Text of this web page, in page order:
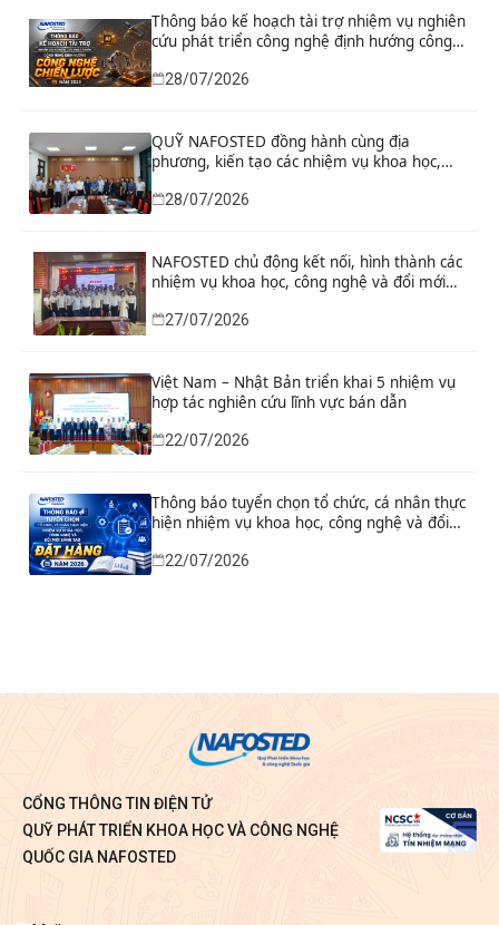
Thông báo kế hoạch tài trợ nhiệm vụ nghiên
cứu phát triển công nghệ định hướng công
nghệ chiến lược năm 2026
28/07/2026
QUỸ NAFOSTED đồng hành cùng địa
phương, kiến tạo các nhiệm vụ khoa học,
phát triển thực tiễn
28/07/2026
NAFOSTED chủ động kết nối, hình thành các
nhiệm vụ khoa học, công nghệ và đổi mới
Bình
27/07/2026
Việt Nam – Nhật Bản triển khai 5 nhiệm vụ
hợp tác nghiên cứu lĩnh vực bán dẫn
22/07/2026
Thông báo tuyển chọn tổ chức, cá nhân thực
hiện nhiệm vụ khoa học, công nghệ và đổi
22/07/2026
CỔNG THÔNG TIN ĐIỆN TỬ
QUỸ PHÁT TRIỂN KHOA HỌC VÀ CÔNG NGHỆ
QUỐC GIA NAFOSTED